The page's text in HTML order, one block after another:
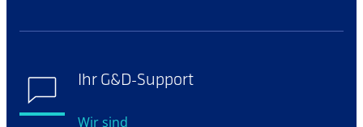
Ihr G&D-Support
Wir sind